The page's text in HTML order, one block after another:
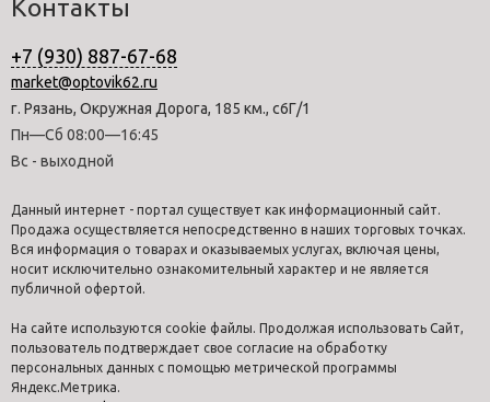
Контакты
+7 (930) 887-67-68
market@optovik62.ru
г. Рязань, Окружная Дорога, 185 км., с6Г/1
Пн—Сб 08:00—16:45
Вс - выходной
Данный интернет - портал существует как информационный сайт.
Продажа осуществляется непосредственно в наших торговых точках.
Вся информация о товарах и оказываемых услугах, включая цены,
носит исключительно ознакомительный характер и не является
публичной офертой.
На сайте используются cookie файлы. Продолжая использовать Сайт,
пользователь подтверждает свое согласие на обработку
персональных данных с помощью метрической программы
Яндекс.Метрика.